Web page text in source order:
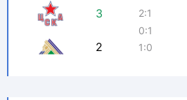
3
2
2:1
0:1
1:0